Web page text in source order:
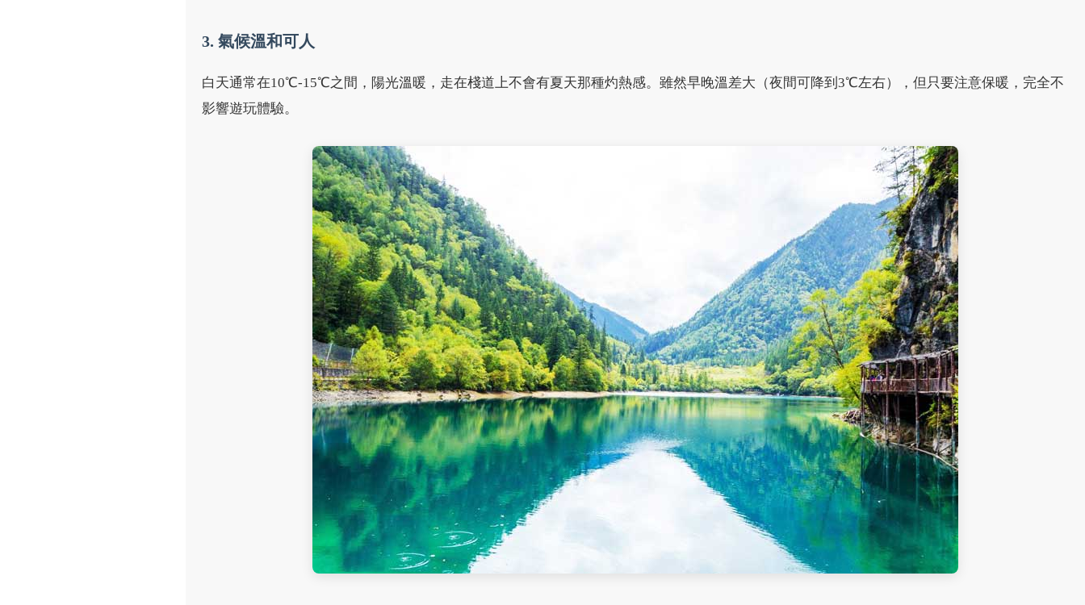
3. 氣候溫和可人
白天通常在10℃-15℃之間，陽光溫暖，走在棧道上不會有夏天那種灼熱感。雖然早晚溫差大（夜間可降到3℃左右），但只要注意保暖，完全不
影響遊玩體驗。